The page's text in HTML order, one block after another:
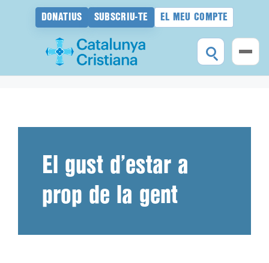
DONATIUS SUBSCRIU-TE EL MEU COMPTE
El gust d’estar a
prop de la gent